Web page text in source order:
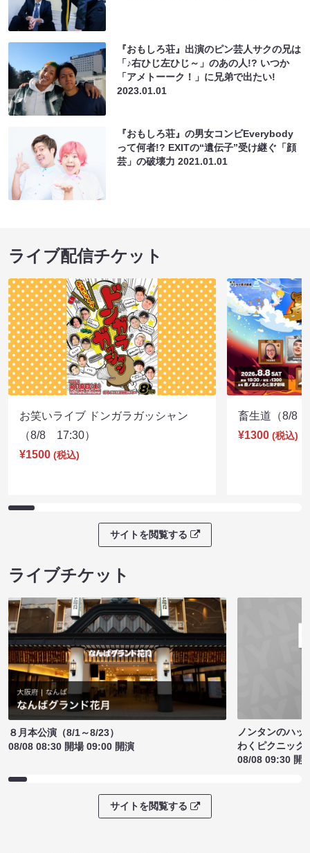
『おもしろ荘』出演のピン芸人サクの兄は
「♪右ひじ左ひじ～」のあの人!? いつか
「アメトーーク！」に兄弟で出たい!
2023.01.01
『おもしろ荘』の男女コンビEverybody
って何者!? EXITの“遺伝子”受け継ぐ「顔
芸」の破壊力2021.01.01
ライブ配信チケット
お笑いライブ ドンガラガッシャン
（8/8 17:30）
¥1500 (税込)
畜生道（8/8
¥1300 (税込)
サイトを閲覧する
ライブチケット
８月本公演（8/1～8/23）
08/08 08:30 開場 09:00 開演
ノンタンのハッ
わくピクニック
08/08 09:30 開
サイトを閲覧する